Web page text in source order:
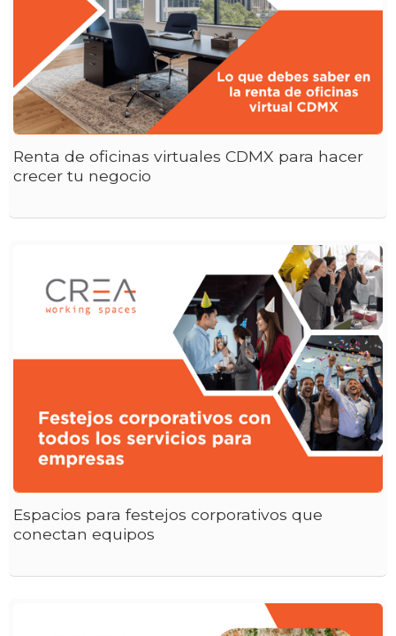
Renta de oficinas virtuales CDMX para hacer
crecer tu negocio
Espacios para festejos corporativos que
conectan equipos